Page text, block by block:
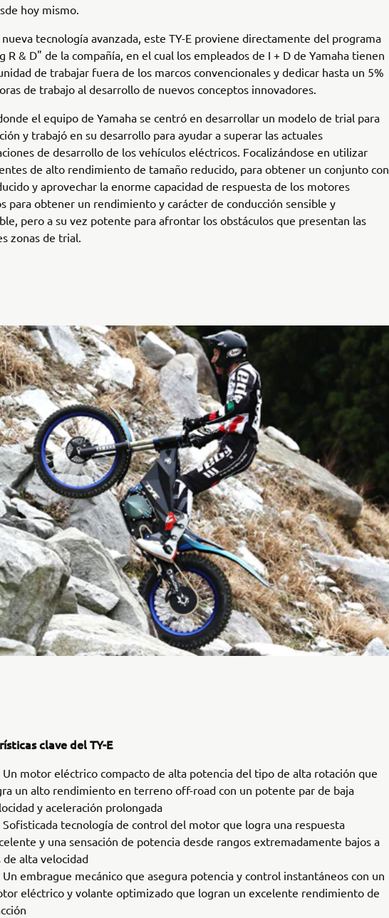
hoy mismo.
nueva tecnología avanzada, este TY-E proviene directamente del programa
R & D" de la compañía, en el cual los empleados de I + D de Yamaha tienen
de trabajar fuera de los marcos convencionales y dedicar hasta un 5%
de trabajo al desarrollo de nuevos conceptos innovadores.
el equipo de Yamaha se centró en desarrollar un modelo de trial para
y trabajó en su desarrollo para ayudar a superar las actuales
de desarrollo de los vehículos eléctricos. Focalizándose en utilizar
de alto rendimiento de tamaño reducido, para obtener un conjunto con
y aprovechar la enorme capacidad de respuesta de los motores
para obtener un rendimiento y carácter de conducción sensible y
pero a su vez potente para afrontar los obstáculos que presentan las
zonas de trial.
clave del TY-E
Un motor eléctrico compacto de alta potencia del tipo de alta rotación que
un alto rendimiento en terreno off-road con un potente par de baja
y aceleración prolongada
Sofisticada tecnología de control del motor que logra una respuesta
y una sensación de potencia desde rangos extremadamente bajos a
de alta velocidad
Un embrague mecánico que asegura potencia y control instantáneos con un
eléctrico y volante optimizado que logran un excelente rendimiento de